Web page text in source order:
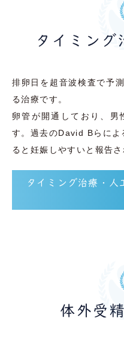
タイミング
排卵日を超音波検査で予
る治療です。
卵管が開通しており、男
す。過去のDavid Bらによ
ると妊娠しやすいと報告さ
タイミング治療・人
体外受